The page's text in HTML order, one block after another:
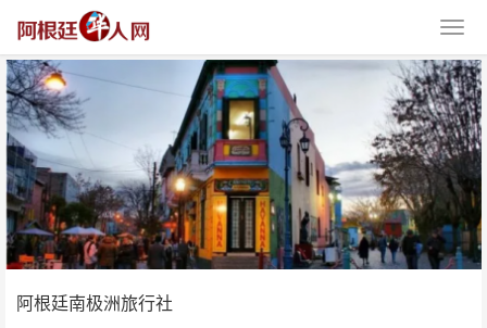
阿根廷南极洲旅行社
阿根廷南极洲旅行社